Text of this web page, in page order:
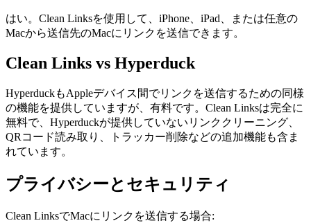
はい。Clean Linksを使用して、iPhone、iPad、または任意の
Macから送信先のMacにリンクを送信できます。
Clean Links vs Hyperduck
HyperduckもAppleデバイス間でリンクを送信するための同様
の機能を提供していますが、有料です。Clean Linksは完全に
無料で、Hyperduckが提供していないリンククリーニング、
QRコード読み取り、トラッカー削除などの追加機能も含ま
れています。
プライバシーとセキュリティ
Clean LinksでMacにリンクを送信する場合: